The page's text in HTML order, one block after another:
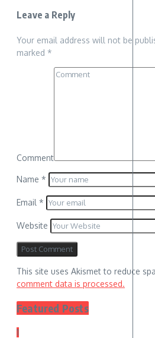
Leave a Reply
Your email address will not be
marked *
Comment
Name *
Email *
Website
This site uses Akismet to reduce
comment data is processed.
Featured Posts
1